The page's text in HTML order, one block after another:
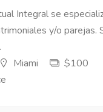
Integral se
y/o parejas.
Miami
$100